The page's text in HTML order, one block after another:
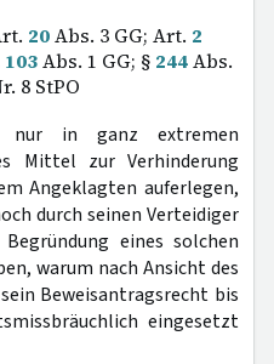
20Abs. 3 GG; Art. 2
103Abs. 1 GG; § 244Abs.
8 StPO
in ganz extremen
Mittel zur Verhinderung
Angeklagten auferlegen,
durch seinen Verteidiger
eines solchen
warum nach Ansicht des
Beweisantragsrecht bis
eingesetzt